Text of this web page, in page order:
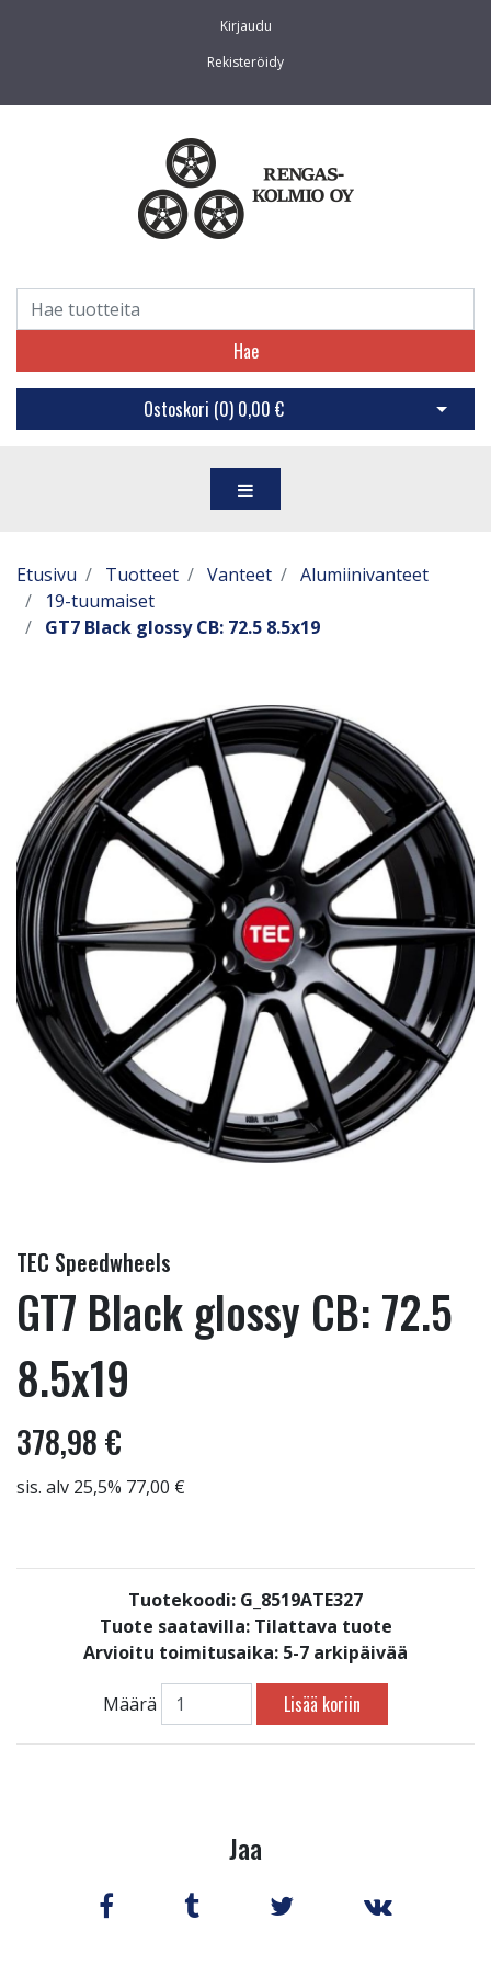
Kirjaudu
Rekisteröidy
Hae
Ostoskori (0) 0,00 € Avaa
Etusivu Tuotteet Vanteet
Alumiinivanteet
19-tuumaiset
GT7 Black glossy CB: 72.5 8.5x19
TEC Speedwheels
GT7 Black glossy CB: 72.5
8.5x19
378,98 €
sis. alv 25,5% 77,00 €
Tuotekoodi: G_8519ATE327
Tuote saatavilla: Tilattava tuote
Arvioitu toimitusaika: 5-7 arkipäivää
Määrä Lisää koriin
Jaa